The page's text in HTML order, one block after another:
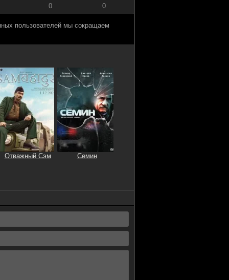
0 0
пользователей мы сокращаем
Отважный Сэм Семин